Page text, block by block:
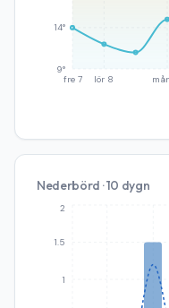
fre 7 lör 8
9°
14°
Nederbörd · 10 dygn
1
1.5
2